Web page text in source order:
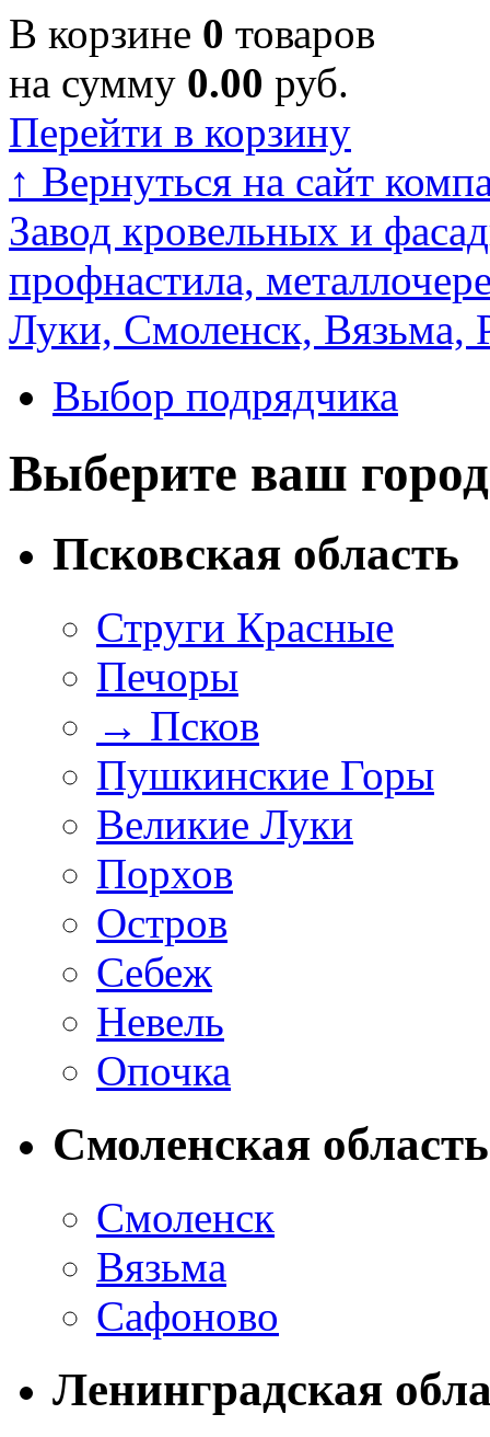
В корзине 0 товаров
на сумму 0.00 руб.
Перейти в корзину
↑ Вернуться на сайт
Завод кровельных и
профнастила,
Луки, Смоленск, Вязьма,
Выбор подрядчика
Выберите ваш город
Псковская область
Струги Красные
Печоры
→ Псков
Пушкинские Горы
Великие Луки
Порхов
Остров
Себеж
Невель
Опочка
Смоленская область
Смоленск
Вязьма
Сафоново
Ленинградская